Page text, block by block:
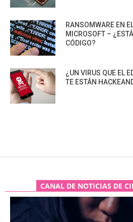
RANSOMWARE EN
MICROSOFT –
CÓDIGO?
¿UN VIRUS QUE EL
TE ESTÁN
CANAL DE NOTICIAS DE